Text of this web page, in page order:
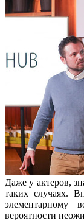
Даже у актеров,
таких случаях.
элементарному
вероятности